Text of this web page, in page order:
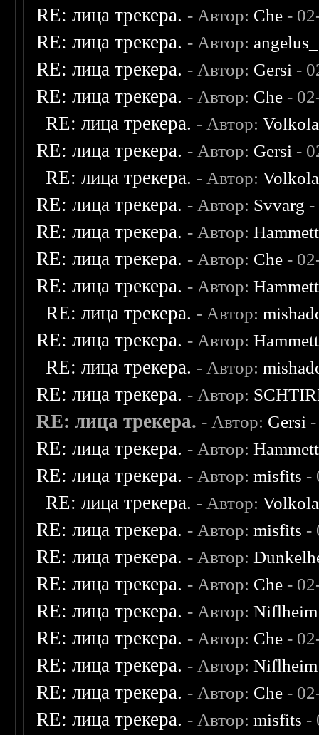
RE: лица трекера. - Автор: Che -
RE: лица трекера. - Автор:
RE: лица трекера. - Автор: Gersi -
RE: лица трекера. - Автор: Che -
RE: лица трекера. - Автор:
RE: лица трекера. - Автор: Gersi -
RE: лица трекера. - Автор:
RE: лица трекера. - Автор: Svvarg -
RE: лица трекера. - Автор:Hammett
RE: лица трекера. - Автор: Che -
RE: лица трекера. - Автор:Hammett
RE: лица трекера. - Автор:
RE: лица трекера. - Автор:Hammett
RE: лица трекера. - Автор:
RE: лица трекера. - Автор:
RE: лица трекера. - Автор: Gersi
RE: лица трекера. - Автор:Hammett
RE: лица трекера. - Автор:misfits -
RE: лица трекера. - Автор:
RE: лица трекера. - Автор:misfits -
RE: лица трекера. - Автор:
RE: лица трекера. - Автор: Che -
RE: лица трекера. - Автор:Niflheim
RE: лица трекера. - Автор: Che -
RE: лица трекера. - Автор:Niflheim
RE: лица трекера. - Автор: Che -
RE: лица трекера. - Автор:misfits -